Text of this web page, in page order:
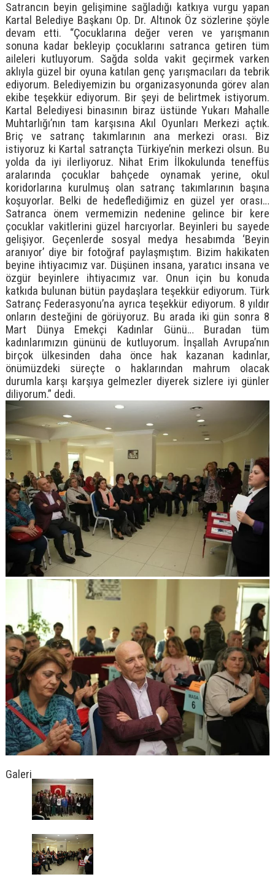
Satrancın beyin gelişimine sağladığı katkıya vurgu yapan
Kartal Belediye Başkanı Op. Dr. Altınok Öz sözlerine şöyle
devam etti. “Çocuklarına değer veren ve yarışmanın
sonuna kadar bekleyip çocuklarını satranca getiren tüm
aileleri kutluyorum. Sağda solda vakit geçirmek varken
aklıyla güzel bir oyuna katılan genç yarışmacıları da tebrik
ediyorum. Belediyemizin bu organizasyonunda görev alan
ekibe teşekkür ediyorum. Bir şeyi de belirtmek istiyorum.
Kartal Belediyesi binasının biraz üstünde Yukarı Mahalle
Muhtarlığı’nın tam karşısına Akıl Oyunları Merkezi açtık.
Briç ve satranç takımlarının ana merkezi orası. Biz
istiyoruz ki Kartal satrançta Türkiye’nin merkezi olsun. Bu
yolda da iyi ilerliyoruz. Nihat Erim İlkokulunda teneffüs
aralarında çocuklar bahçede oynamak yerine, okul
koridorlarına kurulmuş olan satranç takımlarının başına
koşuyorlar. Belki de hedeflediğimiz en güzel yer orası…
Satranca önem vermemizin nedenine gelince bir kere
çocuklar vakitlerini güzel harcıyorlar. Beyinleri bu sayede
gelişiyor. Geçenlerde sosyal medya hesabımda ‘Beyin
aranıyor’ diye bir fotoğraf paylaşmıştım. Bizim hakikaten
beyine ihtiyacımız var. Düşünen insana, yaratıcı insana ve
özgür beyinlere ihtiyacımız var. Onun için bu konuda
katkıda bulunan bütün paydaşlara teşekkür ediyorum. Türk
Satranç Federasyonu’na ayrıca teşekkür ediyorum. 8 yıldır
onların desteğini de görüyoruz. Bu arada iki gün sonra 8
Mart Dünya Emekçi Kadınlar Günü… Buradan tüm
kadınlarımızın gününü de kutluyorum. İnşallah Avrupa’nın
birçok ülkesinden daha önce hak kazanan kadınlar,
önümüzdeki süreçte o haklarından mahrum olacak
durumla karşı karşıya gelmezler diyerek sizlere iyi günler
diliyorum.” dedi.
Galeri